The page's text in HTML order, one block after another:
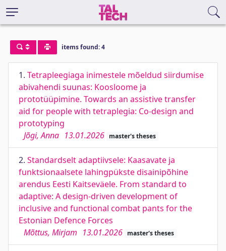
items found: 4
1. Tetrapleegiaga inimestele mõeldud siirdumise
abivahendi suunas: Koosloome ja
prototüüpimine. Towards an assistive transfer
aid for people with tetraplegia: Co-design and
prototyping
Jõgi, Anna 13.01.2026 master's theses
2. Standardselt adaptiivsele: Kaasavate ja
funktsionaalsete lahingpükste disainipõhine
arendus Eesti Kaitseväele. From standard to
adaptive: A design-driven development of
inclusive and functional combat pants for the
Estonian Defence Forces
Mõttus, Mirjam 13.01.2026 master's theses